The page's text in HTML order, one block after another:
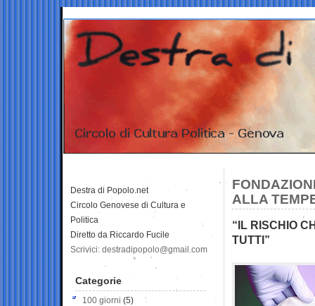
ALLA
“IL RISCHIO
TUTTI”
Destra di Popolo.net
Circolo Genovese di Cultura e
Politica
Diretto da Riccardo Fucile
Scrivici: destradipopolo@gmail.com
Categorie
100 giorni (5)